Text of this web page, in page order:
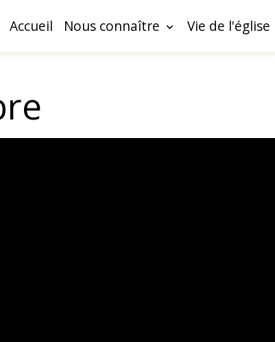
Accueil Nous connaître Vie de l'église